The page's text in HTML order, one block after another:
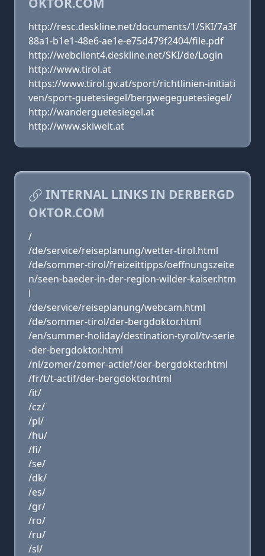
http://resc.deskline.net/documents/1/SKI/7a3f
88a1-b1e1-48e6-ae1e-e75d479f2404/file.pdf
http://webclient4.deskline.net/SKI/de/Login
http://www.tirol.at
https://www.tirol.gv.at/sport/richtlinien-initiati
ven/sport-guetesiegel/bergwegeguetesiegel/
http://wanderguetesiegel.at
http://www.skiwelt.at
INTERNAL LINKS IN DERBERGD
OKTOR.COM
/
/de/service/reiseplanung/wetter-tirol.html
/de/sommer-tirol/freizeittipps/oeffnungszeite
n/seen-baeder-in-der-region-wilder-kaiser.htm
l
/de/service/reiseplanung/webcam.html
/de/sommer-tirol/der-bergdoktor.html
/en/summer-holiday/destination-tyrol/tv-serie
-der-bergdoktor.html
/nl/zomer/zomer-actief/der-bergdokter.html
/fr/t/t-actif/der-bergdoktor.html
/it/
/cz/
/pl/
/hu/
/fi/
/se/
/dk/
/es/
/gr/
/ro/
/ru/
/sl/